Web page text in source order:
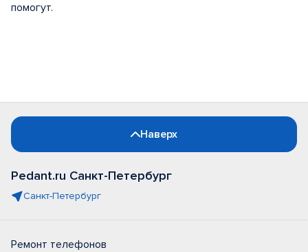
помогут.
Наверх
Pedant.ru Санкт-Петербург
Санкт-Петербург
Ремонт телефонов